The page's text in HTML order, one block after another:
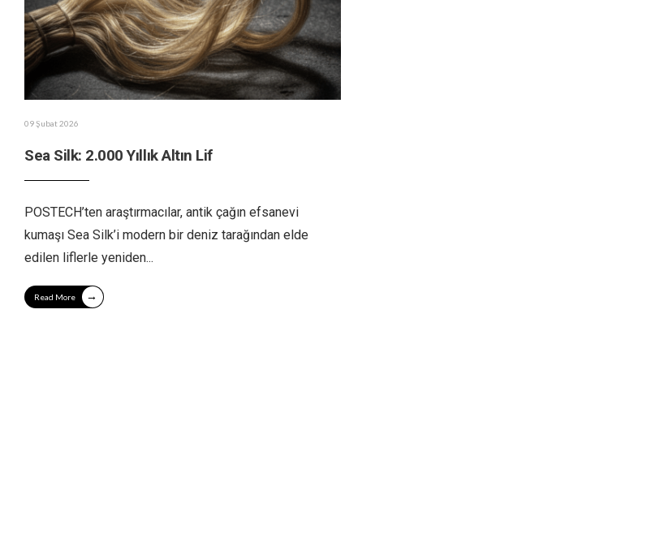
09 Şubat 2026
Sea Silk: 2.000 Yıllık Altın Lif
POSTECH’ten araştırmacılar, antik çağın efsanevi
kumaşı Sea Silk’i modern bir deniz tarağından elde
edilen liflerle yeniden...
Read More →